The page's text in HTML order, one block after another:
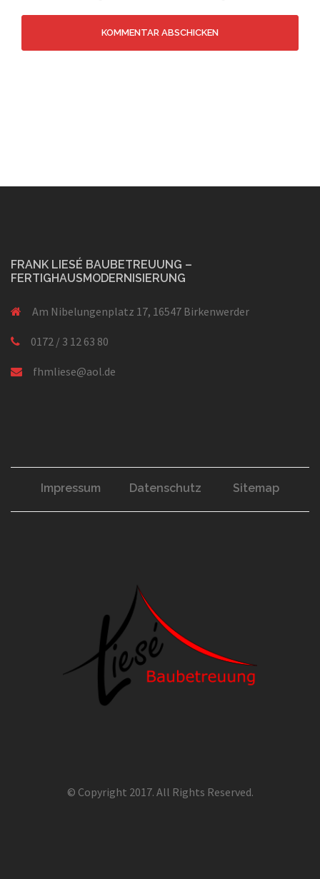
FRANK LIESÉ BAUBETREUUNG –
FERTIGHAUSMODERNISIERUNG
Am Nibelungenplatz 17, 16547 Birkenwerder
0172 / 3 12 63 80
fhmliese@aol.de
Impressum Datenschutz Sitemap
© Copyright 2017. All Rights Reserved.